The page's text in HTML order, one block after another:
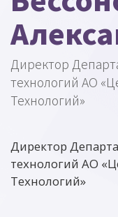
Директор
технологий АО
Технологий»
Директор
технологий АО
Технологий»